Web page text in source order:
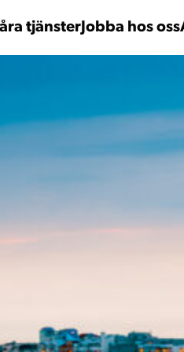
tjänsterJobba hos oss